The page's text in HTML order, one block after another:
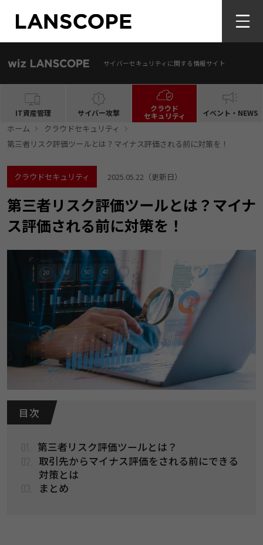
サイバーセキュリティに関する情報サイト
IT資産管理 サイバー攻撃 クラウド
セキュリティ イベント・NEWS
ホーム
クラウドセキュリティ
第三者リスク評価ツールとは？マイナス評価される前に対策を！
クラウドセキュリティ 2025.05.22（更新日）
第三者リスク評価ツールとは？マイナ
ス評価される前に対策を！
目 次
第三者リスク評価ツールとは？
取引先からマイナス評価をされる前にできる
対策とは
まとめ